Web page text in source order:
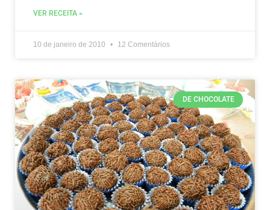
VER RECEITA »
10 de janeiro de 2010 12 Comentários
DE CHOCOLATE